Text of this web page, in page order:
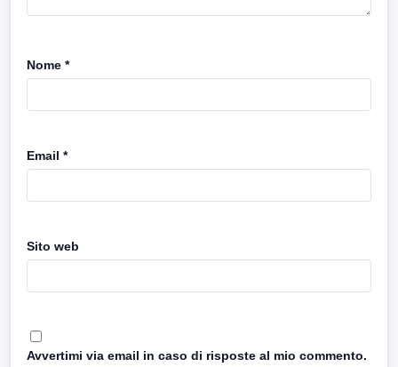
Nome *
Email *
Sito web
Avvertimi via email in caso di risposte al mio commento.